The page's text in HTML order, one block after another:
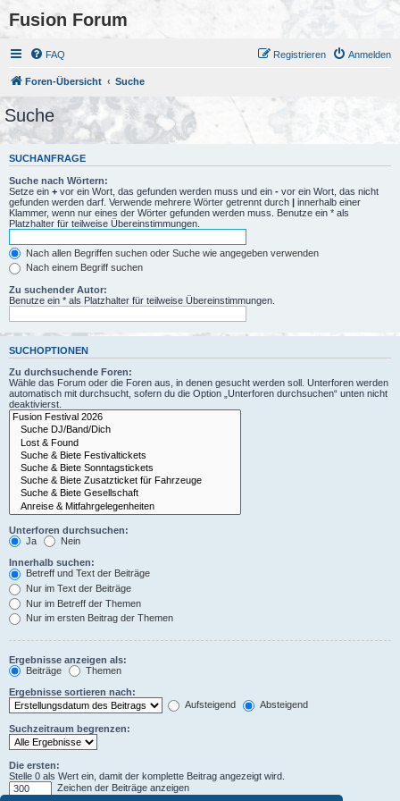
Fusion Forum
FAQ Anmelden
Registrieren
Foren-Übersicht Suche
Suche
SUCHANFRAGE
Suche nach Wörtern:
Setze ein + vor ein Wort, das gefunden werden muss und ein - vor ein Wort, das nicht
gefunden werden darf. Verwende mehrere Wörter getrennt durch | innerhalb einer
Klammer, wenn nur eines der Wörter gefunden werden muss. Benutze ein * als
Platzhalter für teilweise Übereinstimmungen.
Nach allen Begriffen suchen oder Suche wie angegeben verwenden
Nach einem Begriff suchen
Zu suchender Autor:
Benutze ein * als Platzhalter für teilweise Übereinstimmungen.
SUCHOPTIONEN
Zu durchsuchende Foren:
Wähle das Forum oder die Foren aus, in denen gesucht werden soll. Unterforen werden
automatisch mit durchsucht, sofern du die Option „Unterforen durchsuchen“ unten nicht
deaktivierst.
Unterforen durchsuchen:
Ja
Nein
Innerhalb suchen:
Betreff und Text der Beiträge
Nur im Text der Beiträge
Nur im Betreff der Themen
Nur im ersten Beitrag der Themen
Ergebnisse anzeigen als:
Beiträge
Themen
Ergebnisse sortieren nach:
Aufsteigend
Absteigend
Suchzeitraum begrenzen:
Die ersten:
Stelle 0 als Wert ein, damit der komplette Beitrag angezeigt wird.
Zeichen der Beiträge anzeigen